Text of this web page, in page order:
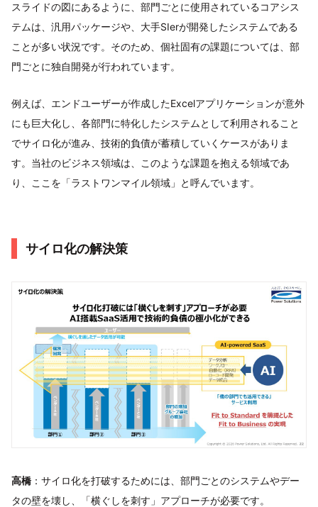
スライドの図にあるように、部門ごとに使用されているコアシス
テムは、汎用パッケージや、大手SIerが開発したシステムである
ことが多い状況です。そのため、個社固有の課題については、部
門ごとに独自開発が行われています。
例えば、エンドユーザーが作成したExcelアプリケーションが意外
にも巨大化し、各部門に特化したシステムとして利用されること
でサイロ化が進み、技術的負債が蓄積していくケースがありま
す。当社のビジネス領域は、このような課題を抱える領域であ
り、ここを「ラストワンマイル領域」と呼んでいます。
サイロ化の解決策
高橋 ：サイロ化を打破するためには、部門ごとのシステムやデー
タの壁を壊し、「横ぐしを刺す」アプローチが必要です。